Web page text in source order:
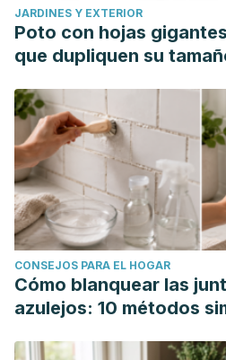
del aceite esencial de
con gluconato de clorhexidina
Loaiza Aguilar, J. G. (2021).
de libre venta con peróxido de
aclaramiento dental.
Roncal-Espinoza, R. J., & Tay-
Aclaramiento dental con
contienen peróxido de
odontostomatology,12(2), 121-
Cantos, V., & Steward, I. (2021).
tratamiento periodontal con y
Revisión sistemática.
López, M. D. L. C. T., Álvarez,
JARDINES Y EXTERIOR
Poto con hojas
que dupliquen su
CONSEJOS PARA EL HOGAR
Cómo blanquear las
azulejos: 10 métodos